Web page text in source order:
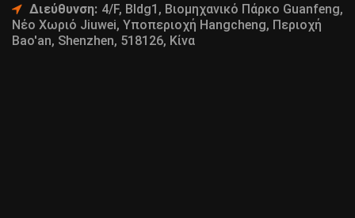
Διεύθυνση: 4/F, Bldg1, Βιομηχανικό Πάρκο Guanfeng,
Νέο Χωριό Jiuwei, Υποπεριοχή Hangcheng, Περιοχή
Bao'an, Shenzhen, 518126, Κίνα